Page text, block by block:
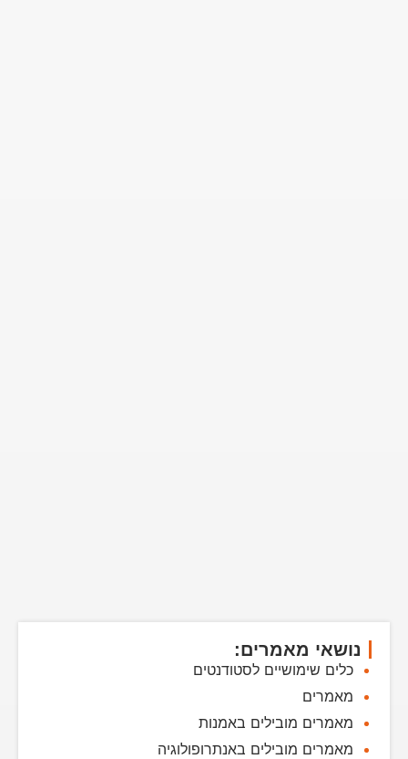
נושאי מאמרים:
כלים שימושיים לסטודנטים
מאמרים
מאמרים מובילים באמנות
מאמרים מובילים באנתרופולוגיה